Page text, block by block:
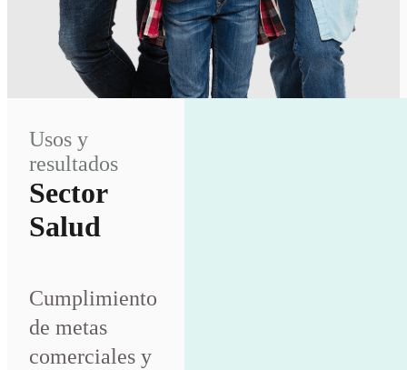
Usos y
resultados
Sector
Salud
Cumplimiento
de metas
comerciales y